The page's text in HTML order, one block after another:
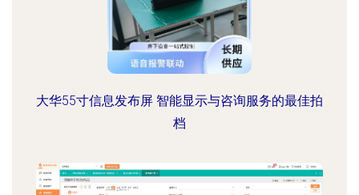
大华55寸信息发布屏 智能显示与咨询服务的最佳拍
档